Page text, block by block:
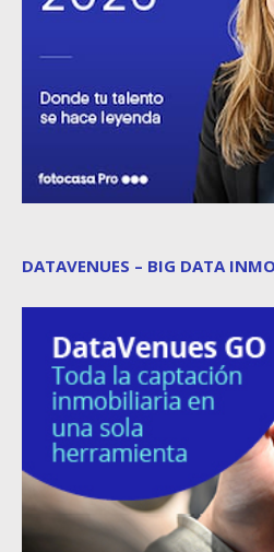
DATAVENUES – BIG DATA